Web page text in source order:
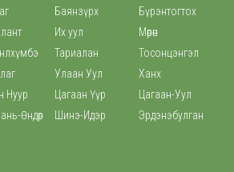
Баянзүрх
Бүрэнтогтох
Их уул
Мөрөн
Тариалан
Тосонцэнгэл
Улаан Уул
Ханх
Нуур Цагаан Үүр
Цагаан-Уул
Өндөр Шинэ-Идэр Эрдэнэбулган